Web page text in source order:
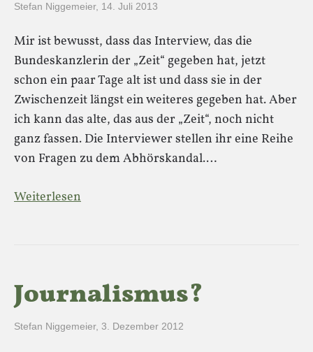
Stefan Niggemeier, 14. Juli 2013
Mir ist bewusst, dass das Interview, das die
Bundeskanzlerin der „Zeit“ gegeben hat, jetzt
schon ein paar Tage alt ist und dass sie in der
Zwischenzeit längst ein weiteres gegeben hat. Aber
ich kann das alte, das aus der „Zeit“, noch nicht
ganz fassen. Die Interviewer stellen ihr eine Reihe
von Fragen zu dem Abhörskandal.…
Weiterlesen
Journalismus?
Stefan Niggemeier, 3. Dezember 2012